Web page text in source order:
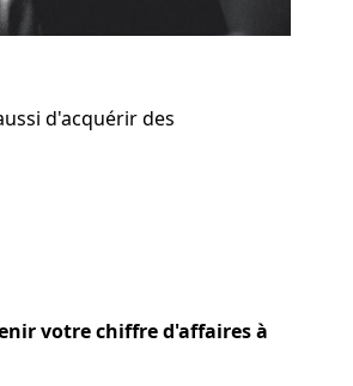
d'acquérir des
votre chiffre d'affaires à